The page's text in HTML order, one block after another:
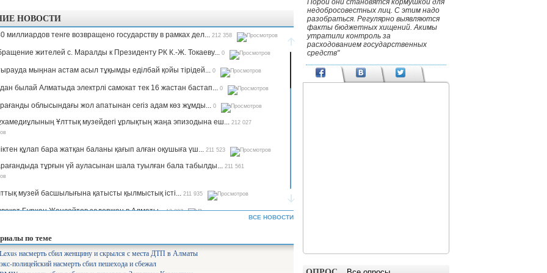
НОВОСТИ
миллиардов тенге возвращено государству в рамках дел... 212 358
жителей с. Маралды к Президенту РК К.-Ж. Токаеву... 0
мыңнан астам асыл тұқымды еділбай қойы тірідей... 0
былай Алматыда электрлі самокат тек 16 жастан бастап... 0
облысындағы жол апатынан сегіз адам көз жұмды... 0
Ұлттық музейдегі ұрлықтың жаңа эпизодына еш... 212 027
құлап бара жатқан баланы қағып алған оқушыға үш... 211 523
тұрғын үй ауласынан шала туылған бала табылды... 211 561
музей басшылығына қатысты қылмыстық істі... 211 935
Бурхан Жансейтов задержан в Алматы... 13 307
на комуслуги изменятся в Казахстане... 12 652
Аймағамбетов балалардың қауіпсіздігін қамтамасыз...
ВСЕ НОВОСТИ
по теме
насмерть сбил женщину и скрылся с места ДТП в Алматы
полицейский насмерть сбил пешехода и сбежал
Порой они становятся кормушкой для
недобросовестных лиц. С этим надо
разобраться. Регулярно выявляются
факты бюджетных хищений. Акимы
утратили контроль за
расходованием государственных
средств"